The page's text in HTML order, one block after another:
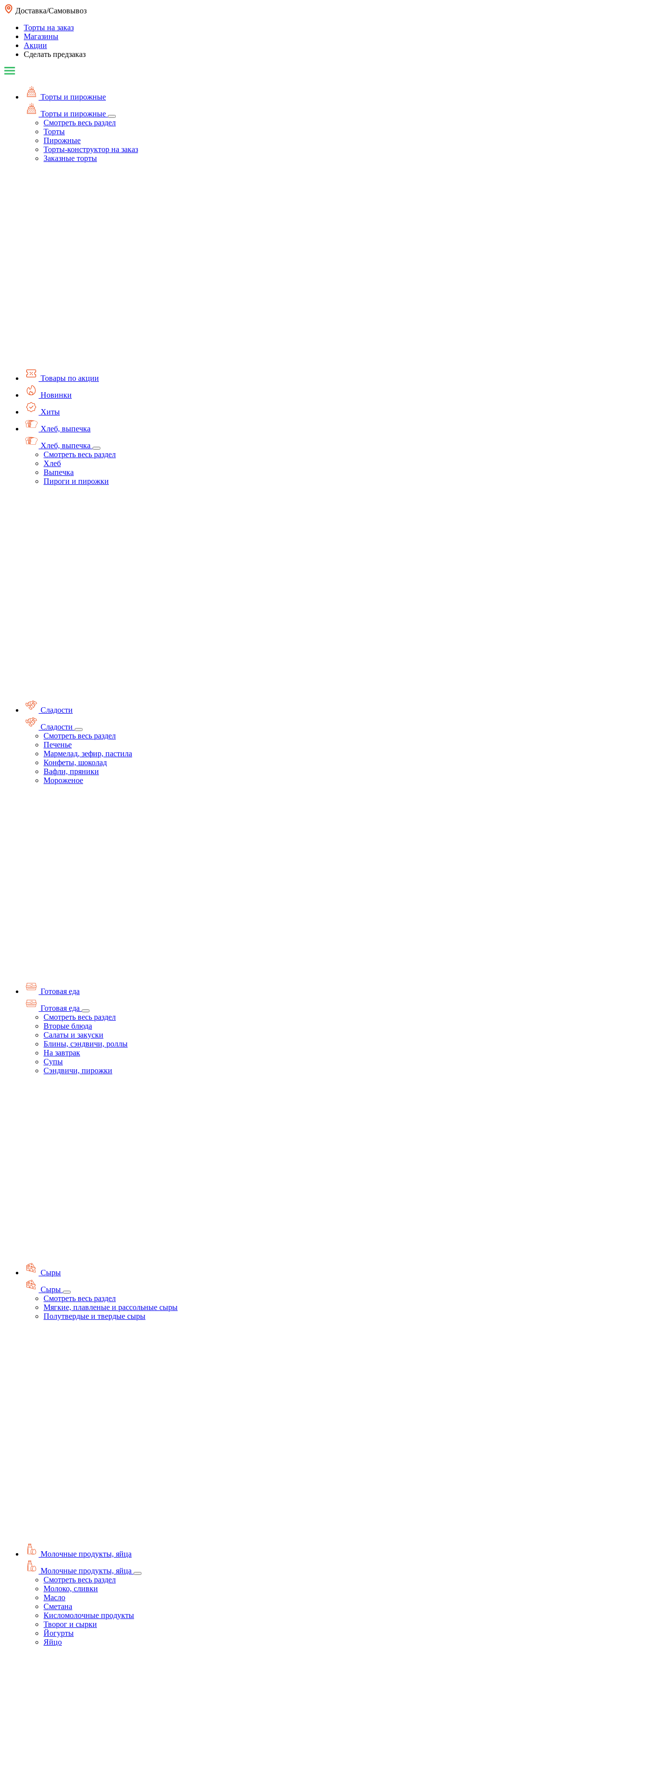
Доставка/Самовывоз
Торты на заказ
Магазины
Акции
Сделать предзаказ
Торты и пирожные
Торты и пирожные
Смотреть весь раздел
Торты
Пирожные
Торты-конструктор на заказ
Заказные торты
Товары по акции
Новинки
Хиты
Хлеб, выпечка
Хлеб, выпечка
Смотреть весь раздел
Хлеб
Выпечка
Пироги и пирожки
Сладости
Сладости
Смотреть весь раздел
Печенье
Мармелад, зефир, пастила
Конфеты, шоколад
Вафли, пряники
Мороженое
Готовая еда
Готовая еда
Смотреть весь раздел
Вторые блюда
Салаты и закуски
Блины, сэндвичи, роллы
На завтрак
Супы
Сэндвичи, пирожки
Сыры
Сыры
Смотреть весь раздел
Мягкие, плавленые и рассольные сыры
Полутвердые и твердые сыры
Молочные продукты, яйца
Молочные продукты, яйца
Смотреть весь раздел
Молоко, сливки
Масло
Сметана
Кисломолочные продукты
Творог и сырки
Йогурты
Яйцо